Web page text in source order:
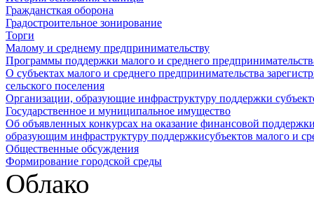
Граждансткая оборона
Градостроительное зонирование
Торги
Малому и среднему предпринимательству
Программы поддержки малого и среднего
О субъектах малого и среднего предпринимательства
сельского поселения
Организации, образующие инфраструктуру поддержки
Государственное и муниципальное имущество
Об объявленных конкурсах на оказание финансовой
образующим инфраструктуру поддержкисубъектов малого и
Общественные обсуждения
Формирование городской среды
Облако